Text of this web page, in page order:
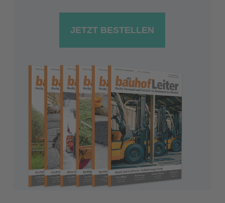
JETZT BESTELLEN